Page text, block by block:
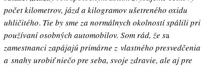
počet kilometrov, jázd a kilogramov ušetreného oxidu
uhličitého. Tie by sme za normálnych okolností spálili pri
používaní osobných automobilov. Som rád, že sa
zamestnanci zapájajú primárne z vlastného presvedčenia
a snahy urobiť niečo pre seba, svoje zdravie, ale aj pre